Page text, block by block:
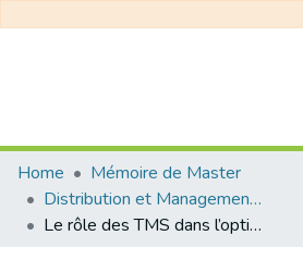
Communities & Collections
All of DSpace
Home
Mémoire de Master
Distribution et Management de la Chaîne Logistique
Le rôle des TMS dans l’optimisation des opérations de transport: étude de cas : Numilog Bach-Djerrah